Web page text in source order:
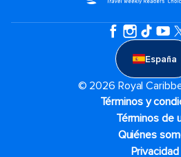
España
© 2026 Royal
Términos y
Términos de
Quiénes
Privacidad